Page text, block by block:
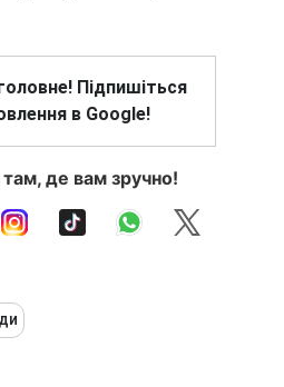
Підпишіться
в Google!
де вам зручно!